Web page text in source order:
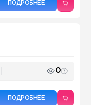
ПОДРОБНЕЕ
0
ПОДРОБНЕЕ